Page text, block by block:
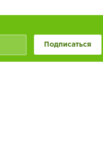
Подписаться